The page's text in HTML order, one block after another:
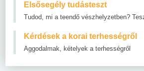
Elsősegély tudásteszt
Tudod, mi a teendő vészhelyzetben?
Kérdések a korai terhességről
Aggodalmak, kételyek a terhességről